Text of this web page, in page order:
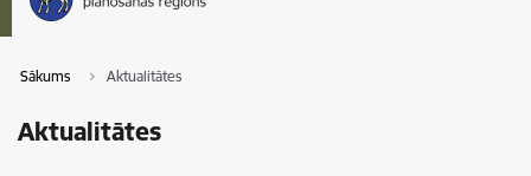
Sākums Aktualitātes
Aktualitātes